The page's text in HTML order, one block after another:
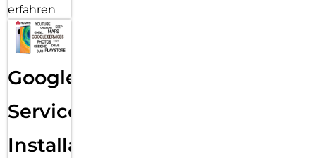
erfahren
Google
Services
Installation